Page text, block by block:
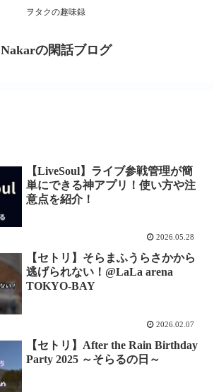
ヲタクの趣味録
Nakarの閑話ブログ
【LiveSoul】ライブ参戦管理が簡
単にできる神アプリ！使い方や注
意点を紹介！
2026.05.28
【セトリ】そらまふうらさかから
逃げられない！@LaLa arena
TOKYO-BAY
2026.02.07
【セトリ】After the Rain Birthday
Party 2025 ～そらるの日～